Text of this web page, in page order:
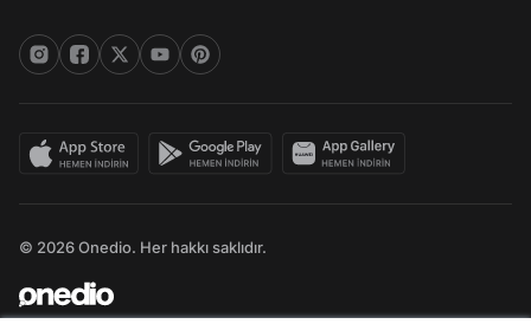
© 2026 Onedio. Her hakkı saklıdır.